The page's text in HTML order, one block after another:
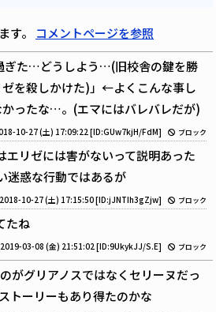
す。 コメントページを参照
ぎた…どうしよう…(旧校舎の鍵を勝
を殺しかけた)」←よくこんな事し
ったな…。(エマにはバレバレだが)
10-27 (土) 17:09:22[ID:GUw7kjH/FdM] ブロック
エリゼには害がないって説明あった
迷惑な行動ではあるが
2018-10-27 (土) 17:15:50[ID:jJNTIh3gZjw] ブロック
たね
2019-03-08 (金) 21:51:02[ID:9UkykJJ/S.E] ブロック
がグリアノスではなくセリーヌだっ
トーリーもあり得たのかな